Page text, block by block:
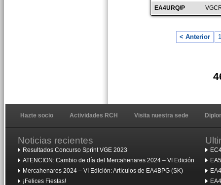
EA4URQ/P
< Anterior 1
Hazte socio Actividades RCH Visita nuestra sede
Noticias recientes
Resultados Concurso Sprint VGE 2023
ATENCION: Cambio de día del Mercahenares 2024 – VI Edición
Mercahenares 2024 – VI Edición: Artículos de EA4BPG (SK)
¡Felices Fiestas!